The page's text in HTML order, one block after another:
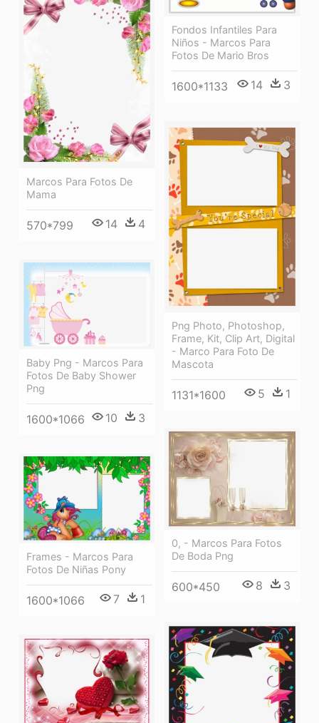
Fondos Infantiles Para
Niños - Marcos Para
Fotos De Mario Bros
1600*1133 14 3
Marcos Para Fotos De
Mama
570*799 14 4
Png Photo, Photoshop,
Frame, Kit, Clip Art, Digital
- Marco Para Foto De
Mascota
1131*1600 5 1
Baby Png - Marcos Para
Fotos De Baby Shower
Png
1600*1066 10 3
0, - Marcos Para Fotos
De Boda Png
600*450 8 3
Frames - Marcos Para
Fotos De Niñas Pony
1600*1066 7 1